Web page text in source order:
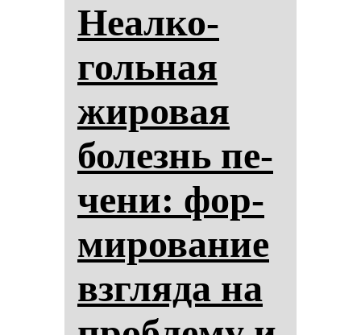
Неал­ко­
голь­ная
жи­ро­вая
бо­лезнь пе­
че­ни: фор­
ми­ро­ва­ние
взгля­да на